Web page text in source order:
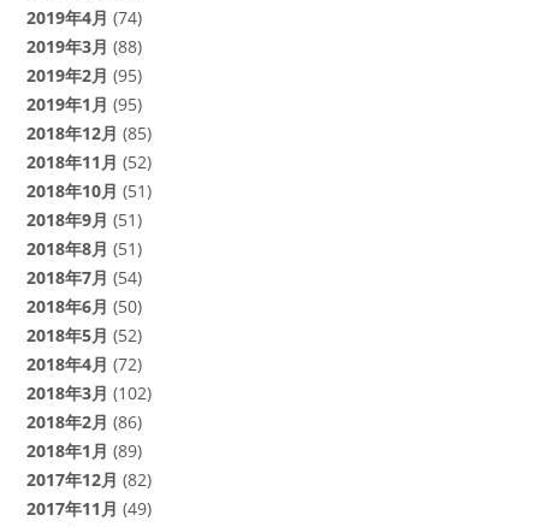
2019年4月 (74)
2019年3月 (88)
2019年2月 (95)
2019年1月 (95)
2018年12月 (85)
2018年11月 (52)
2018年10月 (51)
2018年9月 (51)
2018年8月 (51)
2018年7月 (54)
2018年6月 (50)
2018年5月 (52)
2018年4月 (72)
2018年3月 (102)
2018年2月 (86)
2018年1月 (89)
2017年12月 (82)
2017年11月 (49)